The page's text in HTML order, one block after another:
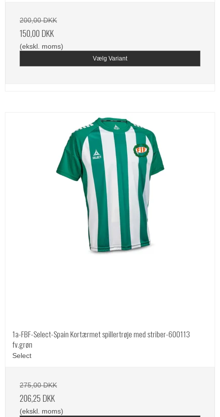
200,00 DKK
150,00 DKK
(ekskl. moms)
Vælg Variant
1a-FBF-Select-Spain Kortærmet spillertrøje med striber-600113
fv.grøn
Select
275,00 DKK
206,25 DKK
(ekskl. moms)